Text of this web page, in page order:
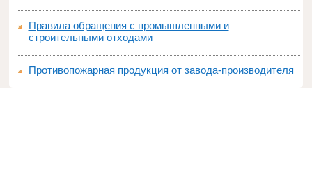
Правила обращения с промышленными и
строительными отходами
Противопожарная продукция от завода-производителя